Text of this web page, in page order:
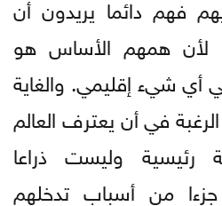
فهم دائما يريدون أن
لأن همهم الأساس هو
أي شيء إقليمي. والغاية
في أن يعترف العالم
رئيسية وليست ذراعا
من أسباب تدخلهم